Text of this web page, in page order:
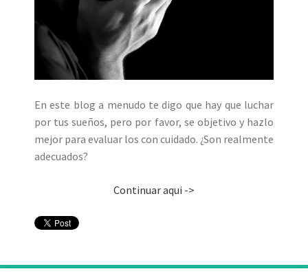
En este blog a menudo te digo que hay que luchar
por tus sueños, pero por favor, se objetivo y hazlo
mejor para evaluar los con cuidado. ¿Son realmente
adecuados?
Continuar aqui ->